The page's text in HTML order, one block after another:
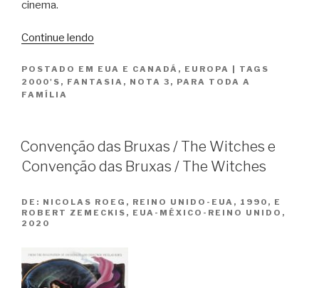
cinema.
Continue lendo
e
o
Fogo
Harry
and
of
Fire”
POSTADO EM EUA E CANADÁ , EUROPA | TAGS
2000'S , FANTASIA , NOTA 3 , PARA TODA A
FAMÍLIA
Convenção das Bruxas / The Witches e
Convenção das Bruxas / The Witches
DE: NICOLAS ROEG, REINO UNIDO-EUA, 1990, E
ROBERT ZEMECKIS, EUA-MÉXICO-REINO UNIDO,
2020